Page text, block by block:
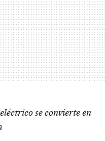
se convierte en